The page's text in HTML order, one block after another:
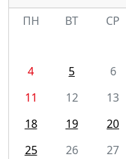
ПН
ВТ СР
4
5 6
11
12 13
18
19 20
25
26 27